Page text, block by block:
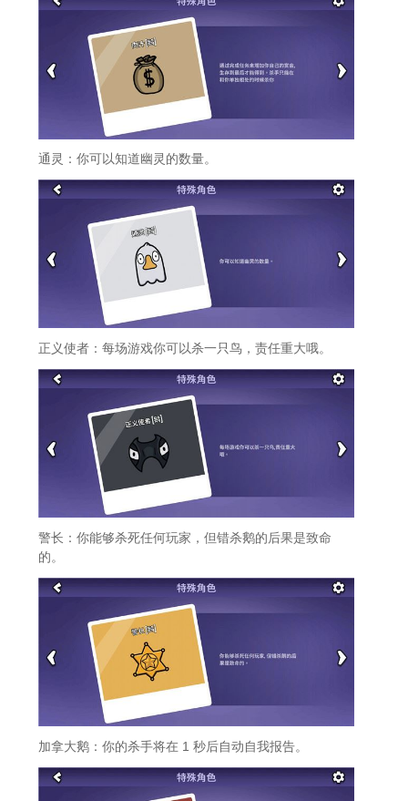
通灵：你可以知道幽灵的数量。
正义使者：每场游戏你可以杀一只鸟，责任重大哦。
警长：你能够杀死任何玩家，但错杀鹅的后果是致命
的。
加拿大鹅：你的杀手将在 1 秒后自动自我报告。